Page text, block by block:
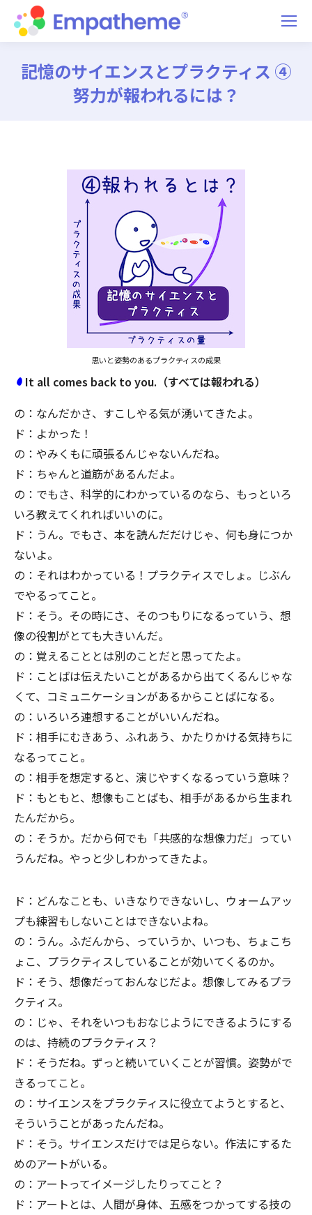
記憶のサイエンスとプラクティス ④
努力が報われるには？
思いと姿勢のあるプラクティスの成果
It all comes back to you.（すべては報われる）
の：なんだかさ、すこしやる気が湧いてきたよ。
ド：よかった！
の：やみくもに頑張るんじゃないんだね。
ド：ちゃんと道筋があるんだよ。
の：でもさ、科学的にわかっているのなら、もっといろ
いろ教えてくれればいいのに。
ド：うん。でもさ、本を読んだだけじゃ、何も身につか
ないよ。
の：それはわかっている！プラクティスでしょ。じぶん
でやるってこと。
ド：そう。その時にさ、そのつもりになるっていう、想
像の役割がとても大きいんだ。
の：覚えることとは別のことだと思ってたよ。
ド：ことばは伝えたいことがあるから出てくるんじゃな
くて、コミュニケーションがあるからことばになる。
の：いろいろ連想することがいいんだね。
ド：相手にむきあう、ふれあう、かたりかける気持ちに
なるってこと。
の：相手を想定すると、演じやすくなるっていう意味？
ド：もともと、想像もことばも、相手があるから生まれ
たんだから。
の：そうか。だから何でも「共感的な想像力だ」ってい
うんだね。やっと少しわかってきたよ。
ド：どんなことも、いきなりできないし、ウォームアッ
プも練習もしないことはできないよね。
の：うん。ふだんから、っていうか、いつも、ちょこち
ょこ、プラクティスしていることが効いてくるのか。
ド：そう、想像だっておんなじだよ。想像してみるプラ
クティス。
の：じゃ、それをいつもおなじようにできるようにする
のは、持続のプラクティス？
ド：そうだね。ずっと続いていくことが習慣。姿勢がで
きるってこと。
の：サイエンスをプラクティスに役立てようとすると、
そういうことがあったんだね。
ド：そう。サイエンスだけでは足らない。作法にするた
めのアートがいる。
の：アートってイメージしたりってこと？
ド：アートとは、人間が身体、五感をつかってする技の